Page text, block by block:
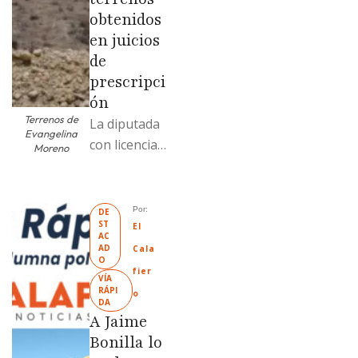
Terrenos de
Evangelina
Moreno
obtenidos
en juicios
de
prescripci
ón
La diputada
con licencia
antecedente
s de
prescripción
positiva; uno
fue
revendido
329% por
encima …
DE
ST
AC
AD
O
VÍA
RÁPI
DA
Por:
El
Cala
fier
o
A Jaime
Bonilla lo